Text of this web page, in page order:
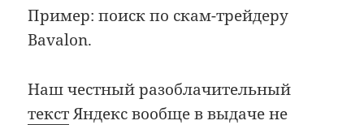
Пример: поиск по скам-трейдеру
Bavalon.
Наш честный разоблачительный
текстЯндекс вообще в выдаче не